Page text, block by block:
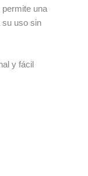
una
su uso sin
y fácil